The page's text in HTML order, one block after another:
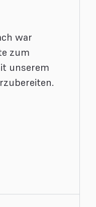
war
zum
unserem